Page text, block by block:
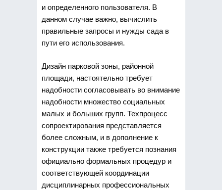
и определенного пользователя. В
данном случае важно, вычислить
правильные запросы и нужды сада в
пути его использования.
Дизайн парковой зоны, районной
площади, настоятельно требует
надобности согласовывать во внимание
надобности множество социальных
малых и больших групп. Техпроцесс
сопроектирования представляется
более сложным, и в дополнение к
конструкции также требуется познания
официально формальных процедур и
соответствующей координации
дисциплинарных профессиональных